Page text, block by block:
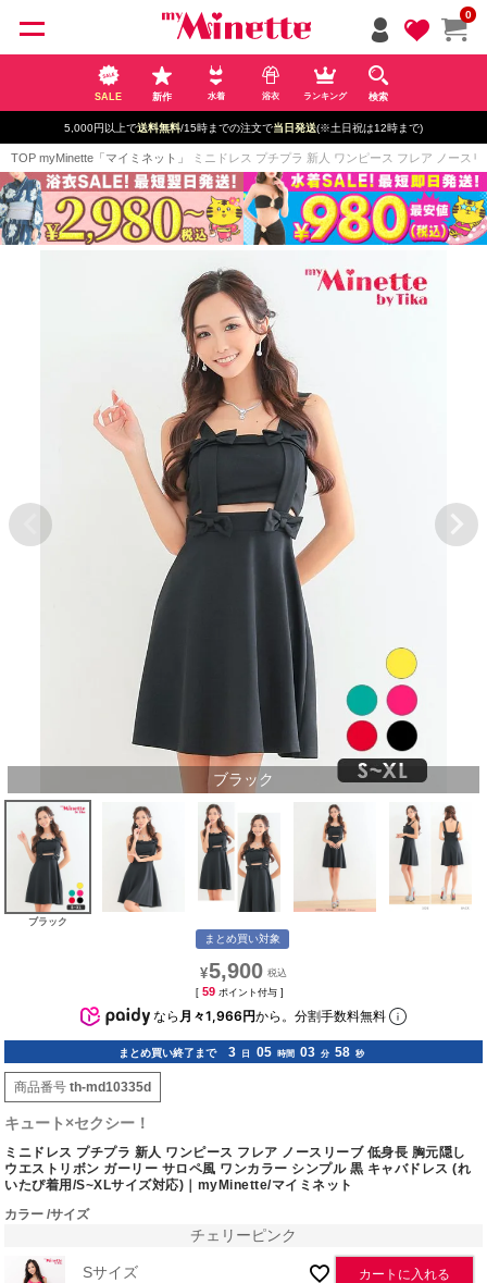
0
SALE 新作 水着 浴衣 ランキング 検索
5,000円以上で送料無料/15時までの注文で当日発送(※土日祝は12時まで)
TOP myMinette「マイミネット」 ミニドレス プチプラ 新人 ワンピース フレア ノース
ブラック
ブラック
まとめ買い対象
¥5,900
[ 59 ポイント付与 ]
なら 月々1,966円から。分割手数料無料
まとめ買い終了まで 3 日 05 時間 03 分 57 秒
商品番号 th-md10335d
キュート×セクシー！
ミニドレス プチプラ 新人 ワンピース フレア ノースリーブ 低身長 胸元隠し
ウエストリボン ガーリー サロペ風 ワンカラー シンプル 黒 キャバドレス (れ
いたぴ着用/S~XLサイズ対応)｜myMinette/マイミネット
カラー サイズ
チェリーピンク
Sサイズ カートに入れる
ペー
ジト
ップ